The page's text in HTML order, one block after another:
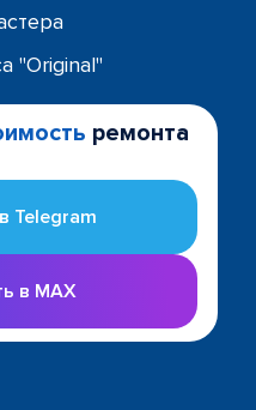
"Original"
ремонта
Telegram
в MAX